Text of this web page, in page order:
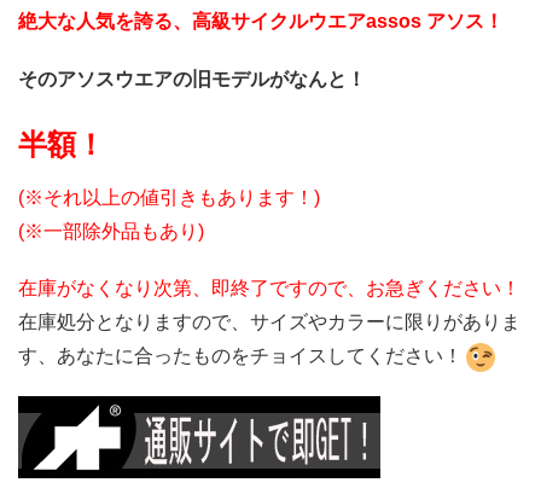
絶大な人気を誇る、高級サイクルウエアassos アソス！
そのアソスウエアの旧モデルがなんと！
半額！
(※それ以上の値引きもあります！)
(※一部除外品もあり)
在庫がなくなり次第、即終了ですので、お急ぎください！
在庫処分となりますので、サイズやカラーに限りがありま
す、あなたに合ったものをチョイスしてください！